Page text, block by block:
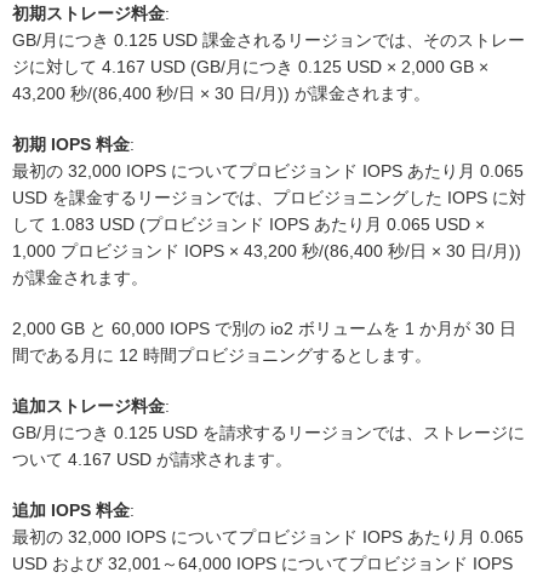
初期ストレージ料金:
GB/月につき 0.125 USD 課金されるリージョンでは、そのストレー
ジに対して 4.167 USD (GB/月につき 0.125 USD × 2,000 GB ×
43,200 秒/(86,400 秒/日 × 30 日/月)) が課金されます。
初期 IOPS 料金:
最初の 32,000 IOPS についてプロビジョンド IOPS あたり月 0.065
USD を課金するリージョンでは、プロビジョニングした IOPS に対
して 1.083 USD (プロビジョンド IOPS あたり月 0.065 USD ×
1,000 プロビジョンド IOPS × 43,200 秒/(86,400 秒/日 × 30 日/月))
が課金されます。
2,000 GB と 60,000 IOPS で別の io2 ボリュームを 1 か月が 30 日
間である月に 12 時間プロビジョニングするとします。
追加ストレージ料金:
GB/月につき 0.125 USD を請求するリージョンでは、ストレージに
ついて 4.167 USD が請求されます。
追加 IOPS 料金:
最初の 32,000 IOPS についてプロビジョンド IOPS あたり月 0.065
USD および 32,001～64,000 IOPS についてプロビジョンド IOPS